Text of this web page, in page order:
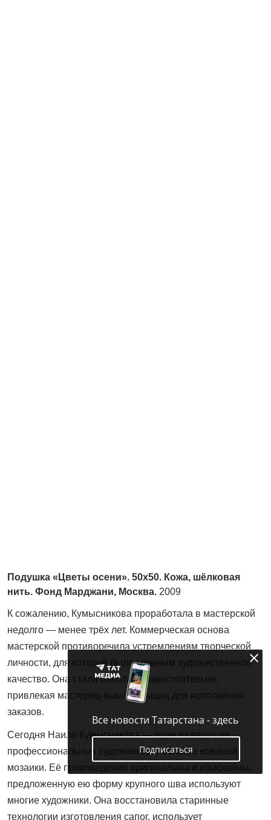
Подушка «Цветы осени». 50x50. Кожа, шёлковая
нить. Фонд Марджани, Москва. 2009
К сожалению, Кумысникова проработала в мастерской
недолго — менее трёх лет. Коммерческая основа
мастерской противоречила устремлениям творческой
личности, для которой было главным художественное
качество. Она стала работать самостоятельно,
привлекая мастериц‑вы­шивальщиц для исполнения
заказов.
Сегодня Наиля Кумысникова — один из ведущих
профессиональных художников в области кожаной
мозаики. Её произведения оригинальны и изысканны,
предложенную ею форму крупного шва используют
многие художники. Она восстановила старинные
технологии изготовления сапог, использует
Все новости Татарстана - здесь
Подписаться